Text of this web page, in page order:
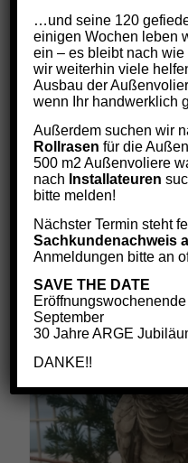
KUCKUCK
€9,00 –€108,00
€9,00
€108,00
…und seine 120
einigen Wochen leben
ein – es bleibt nach
wir weiterhin viele
Ausbau der
wenn Ihr handwerklich
Außerdem suchen wir
Rollrasen für die
500 m2 Außenvoliere
nach Installateuren
bitte melden!
Nächster Termin steht
Sachkundenachweis
Anmeldungen bitte an
SAVE THE DATE
September
30 Jahre ARGE
DANKE!!